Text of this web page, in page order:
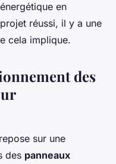
en
réussi, il y a une
cela implique.
des
sur une
des panneaux